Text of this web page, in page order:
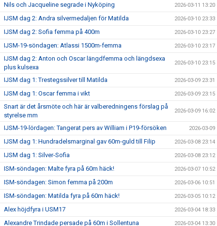
Nils och Jacqueline segrade i Nyköping 2026-03-11 13:20
IJSM dag 2: Andra silvermedaljen för Matilda 2026-03-10 23:33
IJSM dag 2: Sofia femma på 400m 2026-03-10 23:27
IJSM-19-söndagen: Atlassi 1500m-femma 2026-03-10 23:17
IJSM dag 2: Anton och Oscar längdfemma och längdsexa
plus kulsexa
2026-03-10 23:15
IJSM dag 1: Trestegssilver till Matilda 2026-03-09 23:31
IJSM dag 1: Oscar femma i vikt 2026-03-09 23:15
Snart är det årsmöte och här är valberedningens förslag på
styrelse mm
2026-03-09 16:02
IJSM-19-lördagen: Tangerat pers av William i P19-försöken 2026-03-09
IJSM dag 1: Hundradelsmarginal gav 60m-guld till Filip 2026-03-08 23:14
IJSM dag 1: Silver-Sofia 2026-03-08 23:12
ISM-söndagen: Malte fyra på 60m häck! 2026-03-07 10:52
ISM-söndagen: Simon femma på 200m 2026-03-06 10:51
ISM-söndagen: Matilda fyra på 60m häck! 2026-03-05 10:12
Alex höjdfyra i USM17 2026-03-04 18:33
Alexandre Trindade persade på 60m i Sollentuna 2026-03-04 13:30